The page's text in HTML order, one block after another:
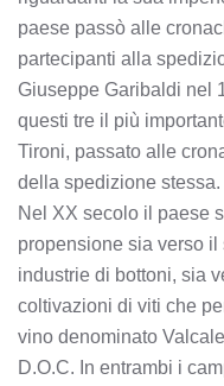
paese passò alle
partecipanti alla
Giuseppe Garibaldi nel
questi tre il più
Tironi, passato alle
della spedizione stessa.
Nel XX secolo il paese
propensione sia verso
industrie di bottoni, sia
coltivazioni di viti che
vino denominato
D.O.C. In entrambi i